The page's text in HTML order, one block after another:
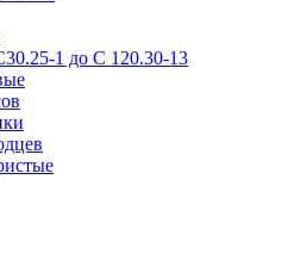
1 до С 120.30-13